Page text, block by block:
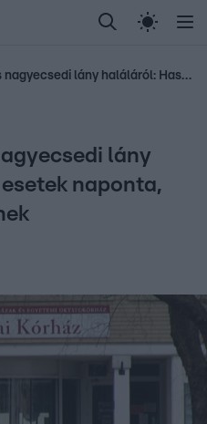
Randi Celeb vagyok,
Most Wanted Gallusz
Ügyvéd a 13 éves nagyecsedi lány haláláról: Hasonló esetek naponta, kétnaponta történnek
lány
naponta,